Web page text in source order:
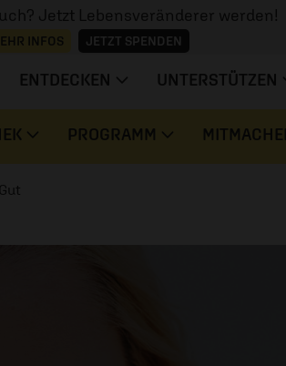
Jetzt Lebensveränderer werden!
INFOS JETZT SPENDEN
ENTDECKEN UNTERSTÜTZEN
PROGRAMM